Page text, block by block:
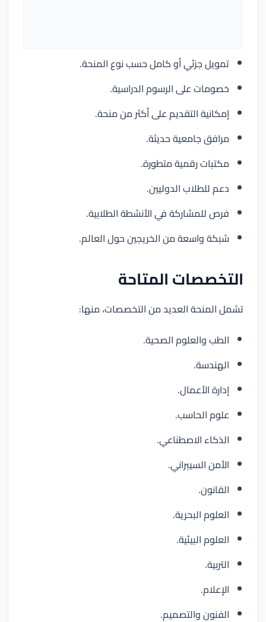
تمويل جزئي أو كامل حسب نوع المنحة.
خصومات على الرسوم الدراسية.
إمكانية التقديم على أكثر من منحة.
مرافق جامعية حديثة.
مكتبات رقمية متطورة.
دعم للطلاب الدوليين.
فرص للمشاركة في الأنشطة الطلابية.
شبكة واسعة من الخريجين حول العالم.
التخصصات المتاحة
تشمل المنحة العديد من التخصصات، منها:
الطب والعلوم الصحية.
الهندسة.
إدارة الأعمال.
علوم الحاسب.
الذكاء الاصطناعي.
الأمن السيبراني.
القانون.
العلوم البحرية.
العلوم البيئية.
التربية.
الإعلام.
الفنون والتصميم.